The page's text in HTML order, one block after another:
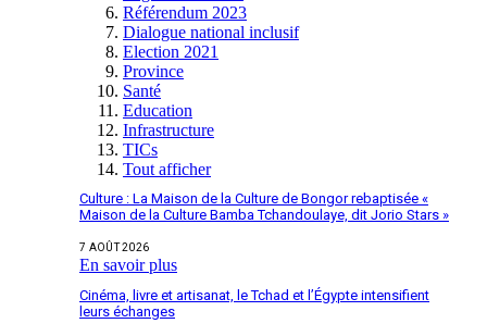
Référendum 2023
Dialogue national inclusif
Election 2021
Province
Santé
Education
Infrastructure
TICs
Tout afficher
Culture : La Maison de la Culture de Bongor rebaptisée «
Maison de la Culture Bamba Tchandoulaye, dit Jorio Stars »
7 AOÛT 2026
En savoir plus
Cinéma, livre et artisanat, le Tchad et l’Égypte intensifient
leurs échanges